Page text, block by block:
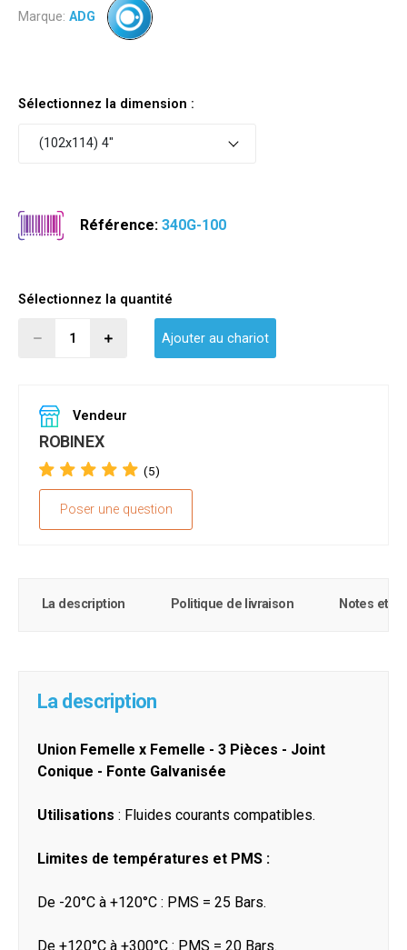
Marque: ADG
Sélectionnez la dimension :
(102x114) 4"
Référence:340G-100
Sélectionnez la quantité
Ajouter au chariot
Vendeur
ROBINEX
(5)
Poser une question
La description Politique de livraison Notes et
La description
Union Femelle x Femelle - 3 Pièces - Joint
Conique - Fonte Galvanisée
Utilisations : Fluides courants compatibles.
Limites de températures et PMS :
De -20°C à +120°C : PMS = 25 Bars.
De +120°C à +300°C : PMS = 20 Bars.